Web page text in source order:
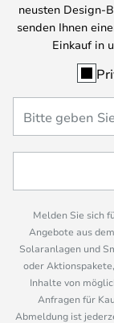
neusten Design-
senden Ihnen
Einkauf in
Melden Sie sich
Angebote aus
Solaranlagen und
oder
Inhalte von
Anfragen für
Abmeldung ist